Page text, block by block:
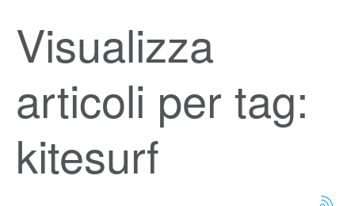
Visualizza
articoli per tag:
kitesurf